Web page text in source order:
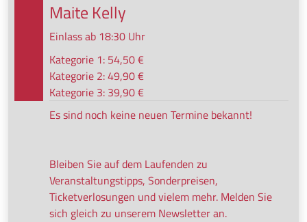
Maite Kelly
Einlass ab 18:30 Uhr
Kategorie 1: 54,50 €
Kategorie 2: 49,90 €
Kategorie 3: 39,90 €
Es sind noch keine neuen Termine bekannt!
Bleiben Sie auf dem Laufenden zu
Veranstaltungstipps, Sonderpreisen,
Ticketverlosungen und vielem mehr. Melden Sie
sich gleich zu unserem Newsletter an.